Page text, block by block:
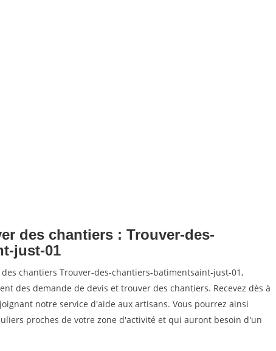
des chantiers : Trouver-des-
just-01
chantiers Trouver-des-chantiers-batimentsaint-just-01,
des demande de devis et trouver des chantiers. Recevez dès à
notre service d'aide aux artisans. Vous pourrez ainsi
proches de votre zone d'activité et qui auront besoin d'un